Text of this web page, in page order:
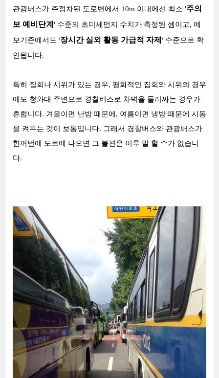
관광버스가 주정차된 도로변에서 10m 이내에선 최소 '주의
보 예비단계 ' 수준의 초미세먼지 수치가 측정된 셈이고, 예
보기준에서도 '장시간 실외 활동 가급적 자제 ' 수준으로 확
인됩니다.
특히 집회나 시위가 있는 경우, 평화적인 집회와 시위의 경우
에도 청와대 주변으로 경찰버스로 차벽을 둘러싸는 경우가
흔합니다. 겨울이면 난방 때문에, 여름이면 냉방 때문에 시동
을 켜두는 것이 보통입니다. 그래서 경찰버스와 관광버스가
한꺼번에 도로에 나오면 그 불편은 이루 말 할 수가 없습니
다.